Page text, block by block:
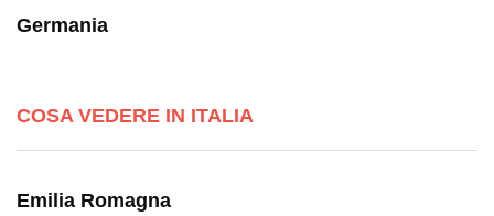
Germania
COSA VEDERE IN ITALIA
Emilia Romagna